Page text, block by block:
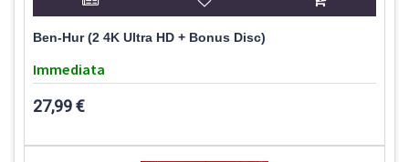
Ben-Hur (2 4K Ultra HD + Bonus Disc)
Immediata
27,99 €